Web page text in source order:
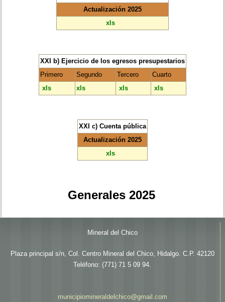
Actualización 2025
xls
XXI b) Ejercicio de los egresos presupestarios
Primero
Segundo Tercero
Cuarto
xls
xls xls xls
XXI c) Cuenta pública
Actualización 2025
xls
Generales 2025
Mineral del Chico
Plaza principal s/n, Col. Centro Mineral del Chico, Hidalgo. C.P. 42120
Teléfono: (771) 71 5 09 94.
municipiomineraldelchico@gmail.com